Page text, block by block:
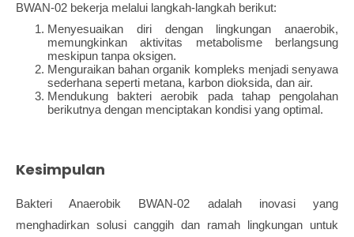
BWAN-02 bekerja melalui langkah-langkah berikut:
Menyesuaikan diri dengan lingkungan anaerobik,
memungkinkan aktivitas metabolisme berlangsung
meskipun tanpa oksigen.
Menguraikan bahan organik kompleks menjadi senyawa
sederhana seperti metana, karbon dioksida, dan air.
Mendukung bakteri aerobik pada tahap pengolahan
berikutnya dengan menciptakan kondisi yang optimal.
Kesimpulan
Bakteri Anaerobik BWAN-02 adalah inovasi yang
menghadirkan solusi canggih dan ramah lingkungan untuk